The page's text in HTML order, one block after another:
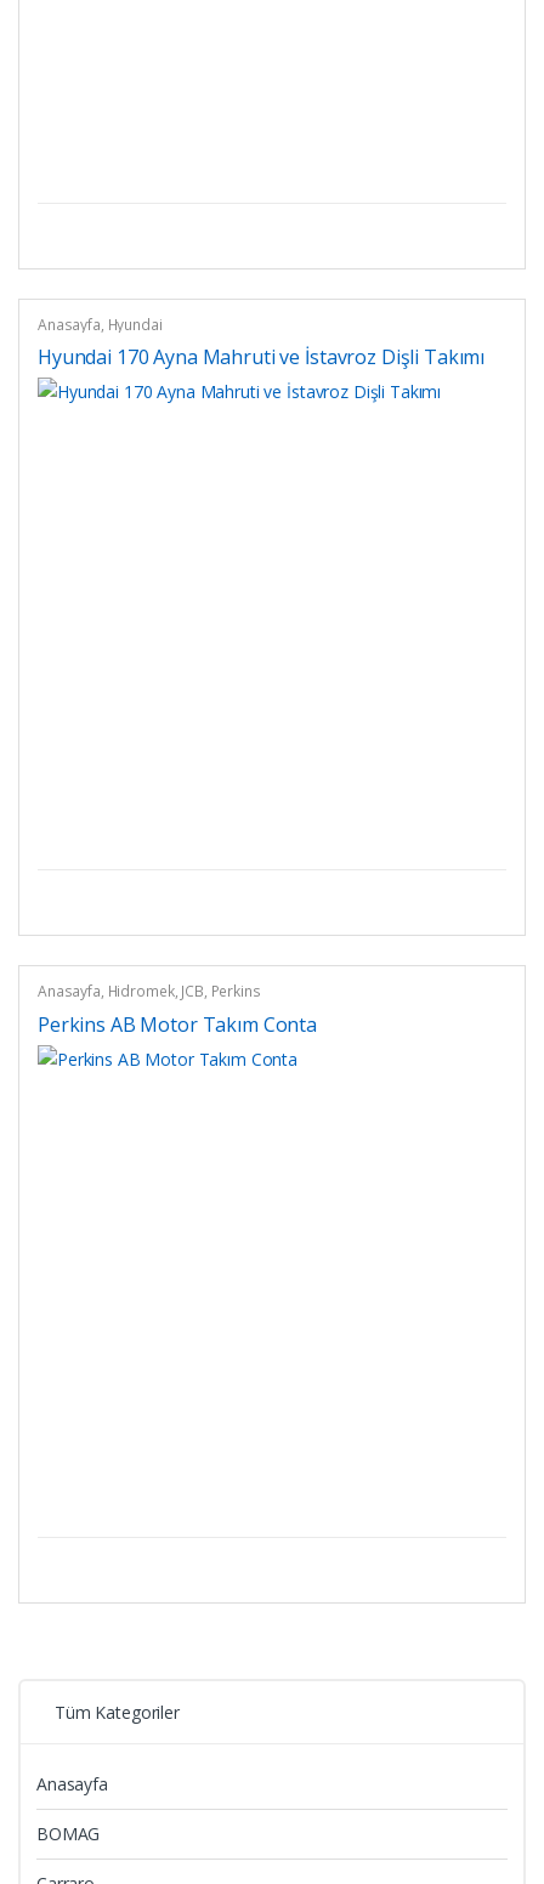
Anasayfa, Hyundai
Hyundai 170 Ayna Mahruti ve İstavroz Dişli Takımı
Anasayfa, Hidromek, JCB, Perkins
Perkins AB Motor Takım Conta
Tüm Kategoriler
Anasayfa
BOMAG